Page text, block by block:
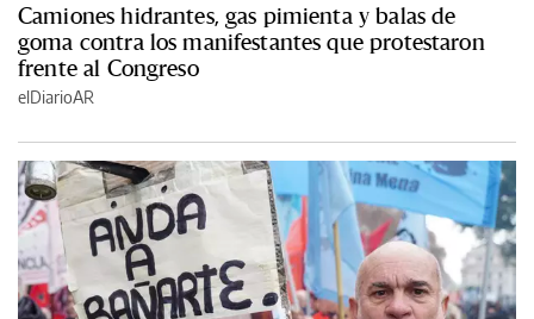
Camiones hidrantes, gas pimienta y balas de
goma contra los manifestantes que protestaron
frente al Congreso
elDiarioAR